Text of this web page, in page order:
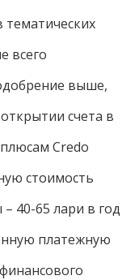
всего
выше,
счета в
Credo
стоимость
40-65 лари в год
платежную